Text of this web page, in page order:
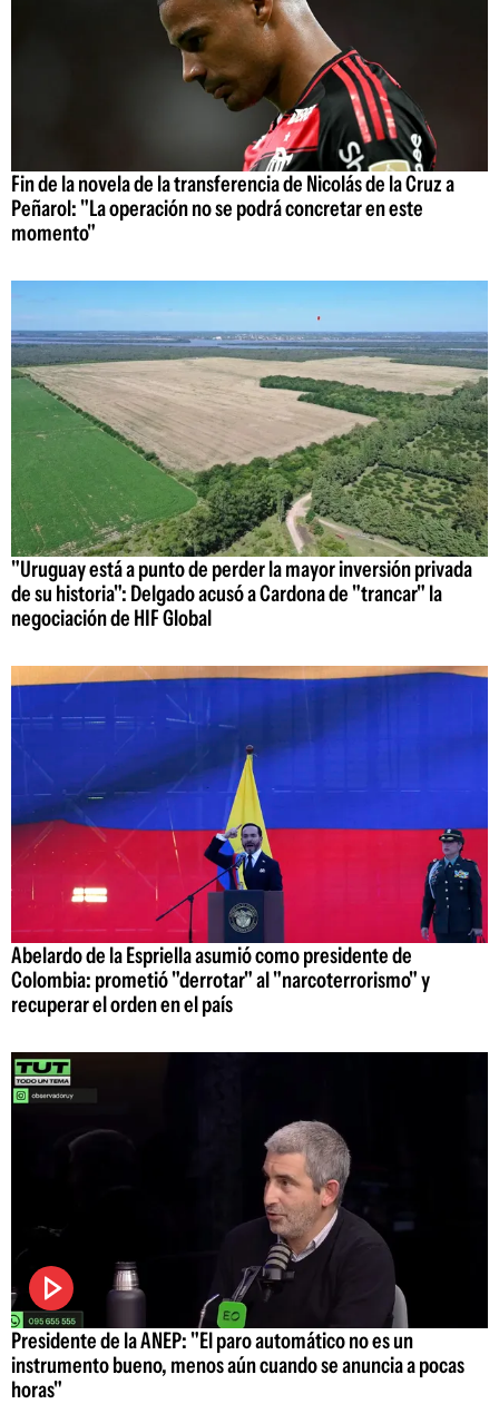
Fin de la novela de la transferencia de Nicolás de la Cruz a
Peñarol: "La operación no se podrá concretar en este
momento"
"Uruguay está a punto de perder la mayor inversión privada
de su historia": Delgado acusó a Cardona de "trancar" la
negociación de HIF Global
Abelardo de la Espriella asumió como presidente de
Colombia: prometió "derrotar" al "narcoterrorismo" y
recuperar el orden en el país
Presidente de la ANEP: "El paro automático no es un
instrumento bueno, menos aún cuando se anuncia a pocas
horas"